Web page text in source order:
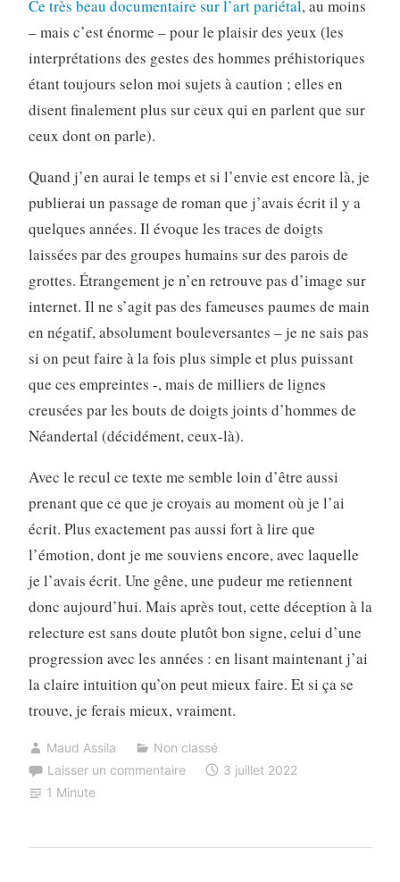
Ce très beau documentaire sur l’art pariétal, au moins
– mais c’est énorme – pour le plaisir des yeux (les
interprétations des gestes des hommes préhistoriques
étant toujours selon moi sujets à caution ; elles en
disent finalement plus sur ceux qui en parlent que sur
ceux dont on parle).
Quand j’en aurai le temps et si l’envie est encore là, je
publierai un passage de roman que j’avais écrit il y a
quelques années. Il évoque les traces de doigts
laissées par des groupes humains sur des parois de
grottes. Étrangement je n’en retrouve pas d’image sur
internet. Il ne s’agit pas des fameuses paumes de main
en négatif, absolument bouleversantes – je ne sais pas
si on peut faire à la fois plus simple et plus puissant
que ces empreintes -, mais de milliers de lignes
creusées par les bouts de doigts joints d’hommes de
Néandertal (décidément, ceux-là).
Avec le recul ce texte me semble loin d’être aussi
prenant que ce que je croyais au moment où je l’ai
écrit. Plus exactement pas aussi fort à lire que
l’émotion, dont je me souviens encore, avec laquelle
je l’avais écrit. Une gêne, une pudeur me retiennent
donc aujourd’hui. Mais après tout, cette déception à la
relecture est sans doute plutôt bon signe, celui d’une
progression avec les années : en lisant maintenant j’ai
la claire intuition qu’on peut mieux faire. Et si ça se
trouve, je ferais mieux, vraiment.
Maud Assila
Non classé
Laisser un commentaire
3 juillet 2022
1 Minute